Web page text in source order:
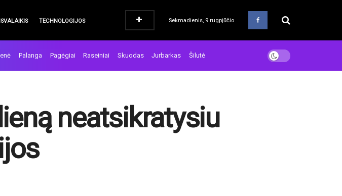
TECHNOLOGIJOS Sekmadienis, 9 rugpjūčio
Palanga Pagėgiai Raseiniai Skuodas Jurbarkas Šilutė
neatsikratysiu